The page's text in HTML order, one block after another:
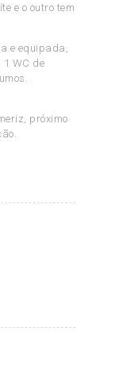
e o outro tem
e equipada,
WC de
próximo